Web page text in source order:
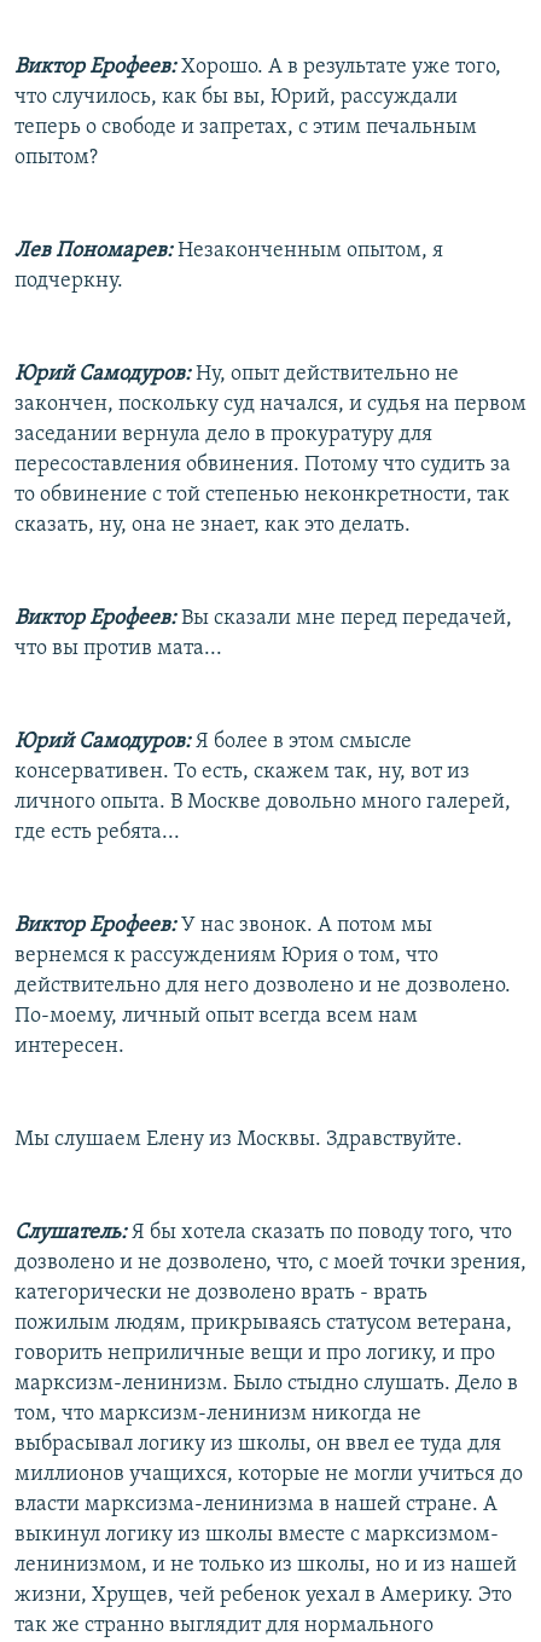
Виктор Ерофеев:Хорошо. А в результате уже того,
что случилось, как бы вы, Юрий, рассуждали
теперь о свободе и запретах, с этим печальным
опытом?
Лев Пономарев:Незаконченным опытом, я
подчеркну.
Юрий Самодуров:Ну, опыт действительно не
закончен, поскольку суд начался, и судья на первом
заседании вернула дело в прокуратуру для
пересоставления обвинения. Потому что судить за
то обвинение с той степенью неконкретности, так
сказать, ну, она не знает, как это делать.
Виктор Ерофеев:Вы сказали мне перед передачей,
что вы против мата...
Юрий Самодуров:Я более в этом смысле
консервативен. То есть, скажем так, ну, вот из
личного опыта. В Москве довольно много галерей,
где есть ребята...
Виктор Ерофеев:У нас звонок. А потом мы
вернемся к рассуждениям Юрия о том, что
действительно для него дозволено и не дозволено.
По-моему, личный опыт всегда всем нам
интересен.
Мы слушаем Елену из Москвы. Здравствуйте.
Слушатель:Я бы хотела сказать по поводу того, что
дозволено и не дозволено, что, с моей точки зрения,
категорически не дозволено врать - врать
пожилым людям, прикрываясь статусом ветерана,
говорить неприличные вещи и про логику, и про
марксизм-ленинизм. Было стыдно слушать. Дело в
том, что марксизм-ленинизм никогда не
выбрасывал логику из школы, он ввел ее туда для
миллионов учащихся, которые не могли учиться до
власти марксизма-ленинизма в нашей стране. А
выкинул логику из школы вместе с марксизмом-
ленинизмом, и не только из школы, но и из нашей
жизни, Хрущев, чей ребенок уехал в Америку. Это
так же странно выглядит для нормального